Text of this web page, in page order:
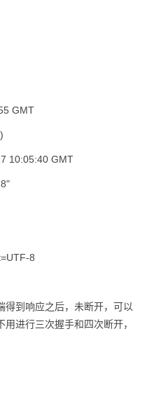
GMT
10:05:40 GMT
8
到响应之后，未断开，可以
进行三次握手和四次断开，